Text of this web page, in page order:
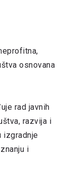
osnovana
rad javnih
razvija i
izgradnje
i